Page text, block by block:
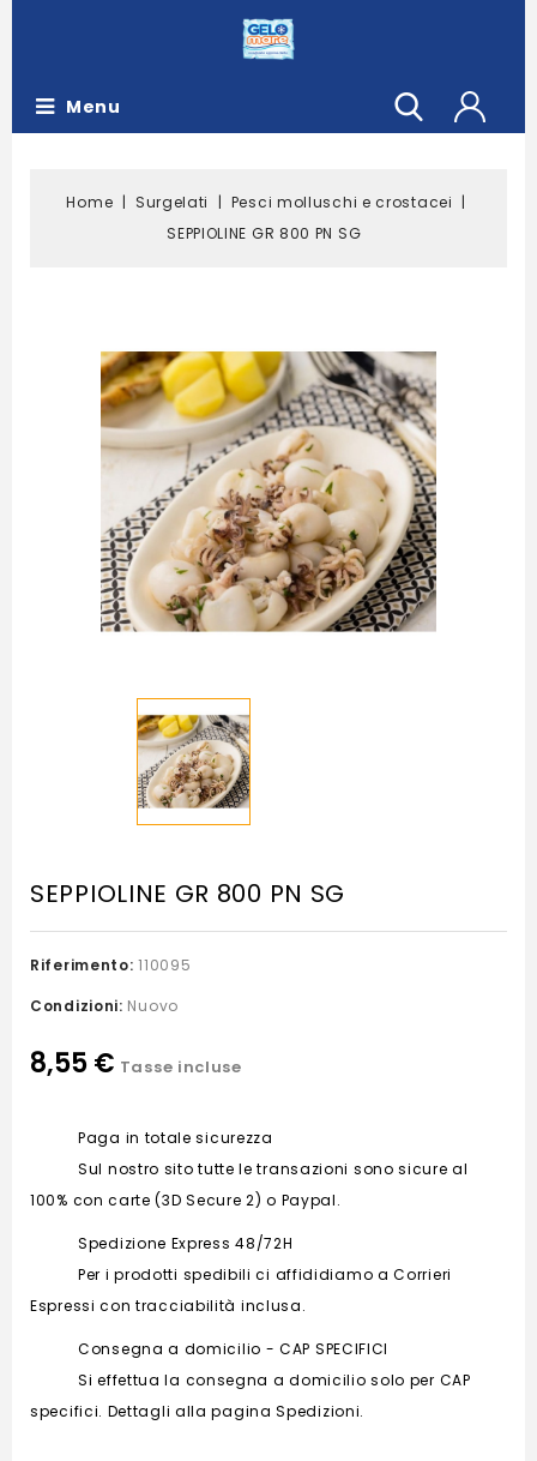
Menu
Home Surgelati
Pesci molluschi e crostacei
SEPPIOLINE GR 800 PN SG
SEPPIOLINE GR 800 PN SG
Riferimento: 110095
Condizioni: Nuovo
8,55 € Tasse incluse
Paga in totale sicurezza
Sul nostro sito tutte le transazioni sono sicure al
100% con carte (3D Secure 2) o Paypal.
Spedizione Express 48/72H
Per i prodotti spedibili ci affididiamo a Corrieri
Espressi con tracciabilità inclusa.
Consegna a domicilio - CAP SPECIFICI
Si effettua la consegna a domicilio solo per CAP
specifici. Dettagli alla pagina Spedizioni.